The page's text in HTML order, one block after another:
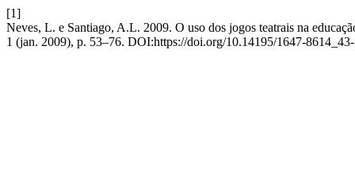
[1]
Neves, L. e Santiago, A.L. 2009. O uso dos jogos teatrais na
1 (jan. 2009), p. 53–76. DOI:https://doi.org/10.14195/1647-